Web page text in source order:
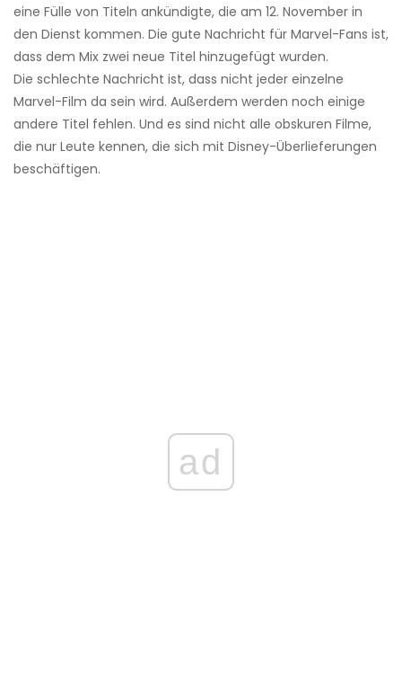
eine Fülle von Titeln ankündigte, die am 12. November in
den Dienst kommen. Die gute Nachricht für Marvel-Fans ist,
dass dem Mix zwei neue Titel hinzugefügt wurden.
Die schlechte Nachricht ist, dass nicht jeder einzelne
Marvel-Film da sein wird. Außerdem werden noch einige
andere Titel fehlen. Und es sind nicht alle obskuren Filme,
die nur Leute kennen, die sich mit Disney-Überlieferungen
beschäftigen.
ad